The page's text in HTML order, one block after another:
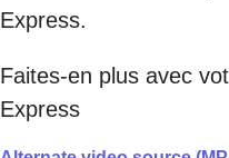
Express.
Faites-en plus avec
Express